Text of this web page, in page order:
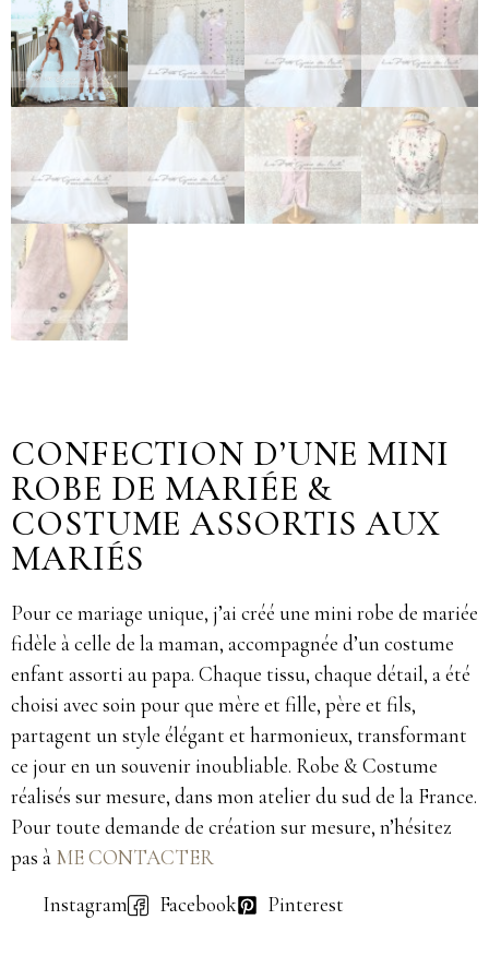
CONFECTION D’UNE MINI
ROBE DE MARIÉE &
COSTUME ASSORTIS AUX
MARIÉS
Pour ce mariage unique, j’ai créé une mini robe de mariée
fidèle à celle de la maman, accompagnée d’un costume
enfant assorti au papa. Chaque tissu, chaque détail, a été
choisi avec soin pour que mère et fille, père et fils,
partagent un style élégant et harmonieux, transformant
ce jour en un souvenir inoubliable. Robe & Costume
réalisés sur mesure, dans mon atelier du sud de la France.
Pour toute demande de création sur mesure, n’hésitez
pas à ME CONTACTER
Instagram
Facebook Pinterest